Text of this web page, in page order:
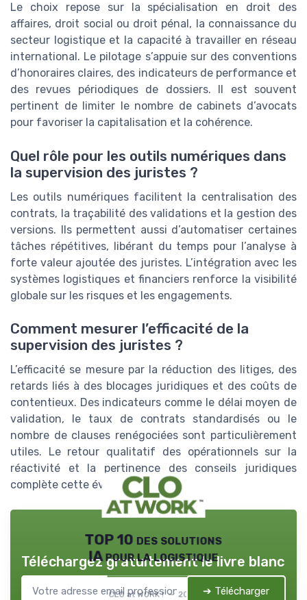
Le choix repose sur la spécialisation en droit des
affaires, droit social ou droit pénal, la connaissance du
secteur logistique et la capacité à travailler en réseau
international. Le pilotage s’appuie sur des conventions
d’honoraires claires, des indicateurs de performance et
des revues périodiques de dossiers. Il est souvent
pertinent de limiter le nombre de cabinets d’avocats
pour favoriser la capitalisation et la cohérence.
Quel rôle pour les outils numériques dans
la supervision des juristes ?
Les outils numériques facilitent la centralisation des
contrats, la traçabilité des validations et la gestion des
versions. Ils permettent aussi d’automatiser certaines
tâches répétitives, libérant du temps pour l’analyse à
forte valeur ajoutée des juristes. L’intégration avec les
systèmes logistiques et financiers renforce la visibilité
globale sur les risques et les engagements.
Comment mesurer l’efficacité de la
supervision des juristes ?
L’efficacité se mesure par la réduction des litiges, des
retards liés à des blocages juridiques et des coûts de
contentieux. Des indicateurs comme le délai moyen de
validation, le taux de contrats standardisés ou le
nombre de clauses renégociées sont particulièrement
utiles. Le retour qualitatif des opérationnels sur la
réactivité et la pertinence des conseils juridiques
complète cette évaluation.
TOP 10 des solutions
IA pour la logistique
CLO at WORK ! — 2026
Téléchargez gratuitement le livre blanc
➔ Télécharger